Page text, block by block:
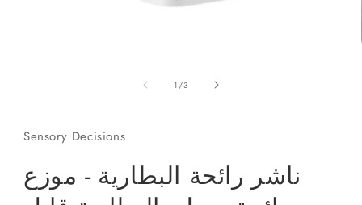
1 /of
3
Sensory Decisions
ناشر رائحة البطارية - موزع